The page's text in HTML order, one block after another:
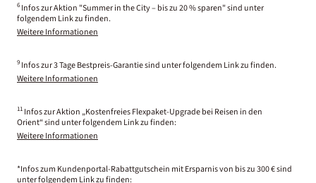
6 Infos zur Aktion "Summer in the City – bis zu 20 % sparen" sind unter
folgendem Link zu finden.
Weitere Informationen
9 Infos zur 3 Tage Bestpreis-Garantie sind unter folgendem Link zu finden.
Weitere Informationen
11 Infos zur Aktion „Kostenfreies Flexpaket-Upgrade bei Reisen in den
Orient“ sind unter folgendem Link zu finden:
Weitere Informationen
*Infos zum Kundenportal-Rabattgutschein mit Ersparnis von bis zu 300 € sind
unter folgendem Link zu finden: